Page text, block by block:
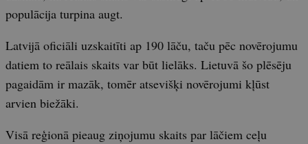
populācija turpina augt.
Latvijā oficiāli uzskaitīti ap 190 lāču, taču pēc novērojumu
datiem to reālais skaits var būt lielāks. Lietuvā šo plēsēju
pagaidām ir mazāk, tomēr atsevišķi novērojumi kļūst
arvien biežāki.
Visā reģionā pieaug ziņojumu skaits par lāčiem ceļu